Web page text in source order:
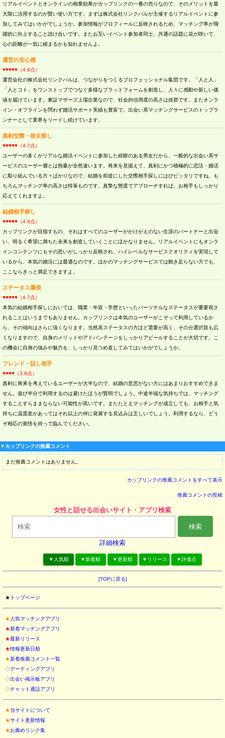
リアルイベントとオンラインの相乗効果がカップリンクの一番の売りなので、そのメリットを最
大限に活用するのが賢い使い方です。まずは株式会社リンクバルが主催するリアルイベントに参
加してみてはいかがでしょうか。参加情報がプロフィールに反映されるため、マッチング率が飛
躍的に向上すること請け合いです。またお互いイベント参加者同士、共通の話題に花が咲いて、
心の距離が一気に縮まるかも知れませんよ。
運営の安心感
♥♥♥♥♥（4.9点）
運営会社の株式会社リンクバルは、つながりをつくるプロフェッショナル集団です。「人と人」
「人とコト」をワンストップでつなぐ多様なプラットフォームを創造し、人々に感動や新しい価
値を届けています。東証マザーズ上場企業なので、社会的信用度の高さは抜群です。またオンラ
イン・オフラインを問わず婚活サポート実績も豊富で、出会い系マッチングサービスのトップラ
ンナーとして業界をリードし続けています。
真剣交際・彼女探し
♥♥♥♥♥（4.7点）
ユーザーの多くがリアルな婚活イベントに参加した経験のある男女だから、一般的な出会い系サ
ービスのユーザー層とは熱量が全然違います。将来を見据えて、真剣にかつ積極的に恋活・婚活
に取り組んでいる方々ばかりなので、結婚を前提にした交際相手探しにはぴピッタリですね。も
ちろんマッチング率の高さは特筆ものです。真摯な態度でアプローチすれば、お相手もしっかり
応えてくれますよ。
結婚相手探し
♥♥♥♥♥（4.9点）
カップリンクが目指すもの、それはすべてのユーザーがかけがえのない生涯のパートナーと出会
い、明るく希望に満ちた未来を創造していくことにほかなりません。リアルイベントにもオンラ
インコンテンツにもその思いがしっかり反映され、ハイレベルなサービスクオリティを実現して
いるから、本気の婚活には最適なのです。ほかのマッチングサービスでは飽き足らない方でも、
ここならきっと満足できますよ。
ステータス重視
♥♥♥♥♥（4.7点）
本気の結婚相手探しにおいては、職業・年収・学歴といったパーソナルなステータスが重要視さ
れることはいうまでもありません。カップリンクは本気のユーザーがこぞって利用しているか
ら、その傾向はさらに強くなります。当然高ステータスの方ほど需要が高く、その分選択肢も広
くなりますので、自身のメリットやアドバンテージをしっかりアピールすることが大切です。こ
の機会に自身の強みや魅力を、しっかり見つめ直してみてはいかがでしょうか。
フレンド・話し相手
♥♥♥♥（3.8点）
真剣に将来を考えているユーザーが大半なので、結婚の意思がない方にはあまりおすすめできま
せん。遊び半分で利用するのは避けたほうが賢明でしょう。中途半端な気持ちでは、マッチング
することすらままならない可能性が高いです。またたとえマッチングが成立しても、お相手と気
持ちに温度差があってはそれ以上の仲に発展する見込みは乏しいでしょう。利用するなら、どう
ぞ相応の覚悟を持って臨んでください。
▼ カップリンクの推薦コメント
まだ推薦コメントはありません。
カップリンクの推薦コメントをすべて表示
推薦コメントの投稿
女性と話せる出会いサイト・アプリ検索
検索
詳細検索
▼人気順 ▼新着順 ▼更新順 ▼リリース ▼評価点
[TOPに戻る]
★ トップページ
★ 人気マッチングアプリ
★新着マッチングアプリ
★最新リリース
★情報更新日順
★新着推薦コメント一覧
◇デーティングアプリ
◇出会い掲示板アプリ
◇チャット通話アプリ
★当サイトについて
★サイト更新情報
★お薦めリンク集